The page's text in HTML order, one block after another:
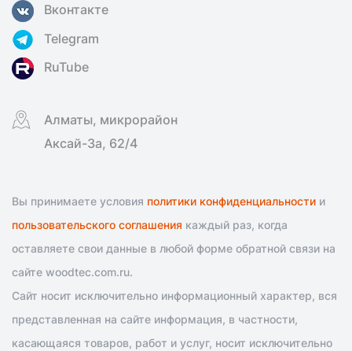
Вконтакте
Telegram
RuTube
Алматы, микрорайон
Аксай-3а, 62/4
Вы принимаете условия политики конфиденциальности и
пользовательского соглашения каждый раз, когда
оставляете свои данные в любой форме обратной связи на
сайте woodtec.com.ru.
Сайт носит исключительно информационный характер, вся
представленная на сайте информация, в частности,
касающаяся товаров, работ и услуг, носит исключительно